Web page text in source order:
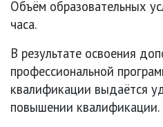
Объём образовательных
часа.
В результате освоения
профессиональной
квалификации выдаётся
повышении квалификации.